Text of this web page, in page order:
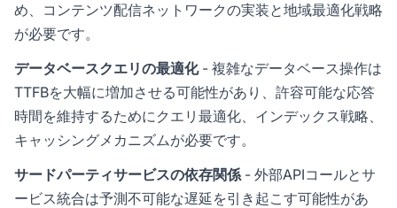
め、コンテンツ配信ネットワークの実装と地域最適化戦略
が必要です。
データベースクエリの最適化- 複雑なデータベース操作は
TTFBを大幅に増加させる可能性があり、許容可能な応答
時間を維持するためにクエリ最適化、インデックス戦略、
キャッシングメカニズムが必要です。
サードパーティサービスの依存関係- 外部APIコールとサ
ービス統合は予測不可能な遅延を引き起こす可能性があ